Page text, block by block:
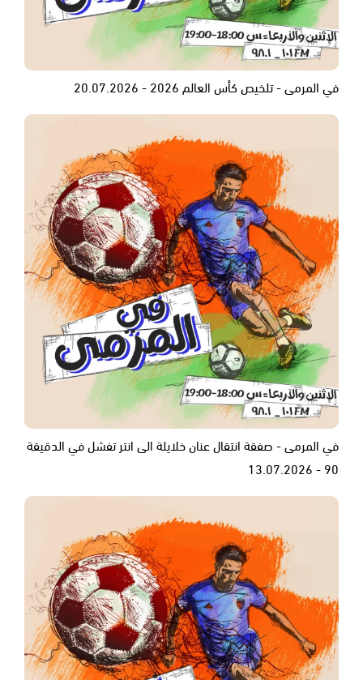
في المرمى - تلخيص كأس العالم 2026 - 20.07.2026
في المرمى - صفقة انتقال عنان خلايلة الى انتر تفشل في الدقيقة
90 - 13.07.2026